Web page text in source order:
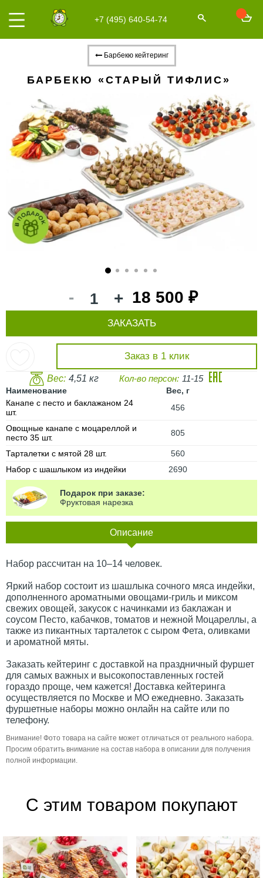
+7 (495) 640-54-74
Барбекю кейтеринг
БАРБЕКЮ «СТАРЫЙ ТИФЛИС»
- + 18 500 ₽
Заказ в 1 клик
ЗАКАЗАТЬ
Вес: 4,51 кг Кол-во персон: 11-15
Наименование
Вес, г
Канапе с песто и баклажаном 24
шт.
456
Овощные канапе с моцареллой и
песто 35 шт.
805
Тарталетки с мятой 28 шт.
560
Набор с шашлыком из индейки
2690
Подарок при заказе:
Фруктовая нарезка
Описание
Набор рассчитан на 10–14 человек.
Яркий набор состоит из шашлыка сочного мяса индейки,
дополненного ароматными овощами-гриль и миксом
свежих овощей, закусок с начинками из баклажан и
соусом Песто, кабачков, томатов и нежной Моцареллы, а
также из пикантных тарталеток с сыром Фета, оливками
и ароматной мяты.
Заказать кейтеринг с доставкой на праздничный фуршет
для самых важных и высокопоставленных гостей
гораздо проще, чем кажется! Доставка кейтеринга
осуществляется по Москве и МО ежедневно. Заказать
фуршетные наборы можно онлайн на сайте или по
телефону.
Внимание! Фото товара на сайте может отличаться от реального набора.
Просим обратить внимание на состав набора в описании для получения
полной информации.
С этим товаром покупают